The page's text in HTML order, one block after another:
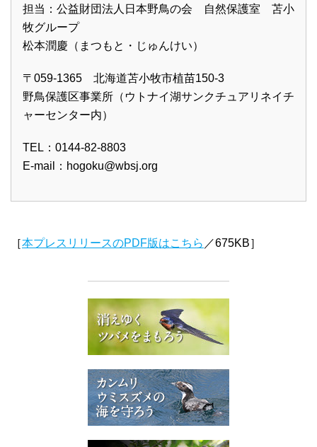
担当：公益財団法人日本野鳥の会 自然保護室 苫小
牧グループ
松本潤慶（まつもと・じゅんけい）
〒059-1365 北海道苫小牧市植苗150-3
野鳥保護区事業所（ウトナイ湖サンクチュアリネイチ
ャーセンター内）
TEL：0144-82-8803
E-mail： hogoku@wbsj.org
［本プレスリリースのPDF版はこちら ／675KB］